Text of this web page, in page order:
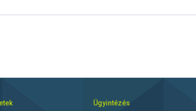
Ügyintézés